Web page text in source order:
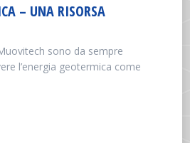
– UNA RISORSA
sono da sempre
l’energia geotermica come